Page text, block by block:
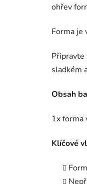
ohřev
Forma je
Připravte
sladkém
Obsah
1x forma
Klíčové